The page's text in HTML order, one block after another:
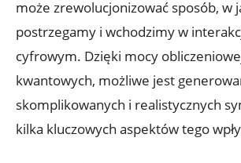
może zrewolucjonizować sposób, w
postrzegamy i wchodzimy w
cyfrowym. Dzięki mocy
kwantowych, możliwe jest
skomplikowanych i realistycznych
kilka kluczowych aspektów tego